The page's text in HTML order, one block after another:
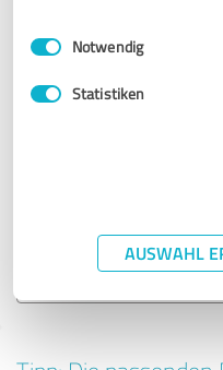
Impressum
Einwilligungsauswahl
Notwendig
Statistiken
AUSWAHL
4.93 von 5